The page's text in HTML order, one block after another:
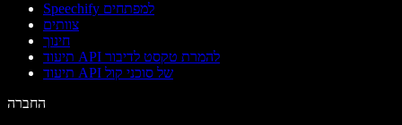
Speechify למפתחים
צוותים
חינוך
תיעוד API להמרת טקסט לדיבור
תיעוד API של סוכני קול
החברה